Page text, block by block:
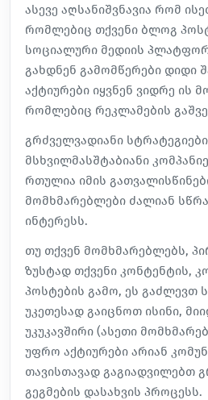
ასევე აღსანიშვნავია რომ
რომლებიც თქვენი ბლოგ
სოციალური მედიის
გახდნენ გამომწერები დიდი
აქტიურები იყვნენ ვიდრე ის
რომლებიც რეკლამების
გრძველვადიანი
მსხვილმასშტაბიანი
რთულია იმის
მომხმარებლები ძალიან
ინტერესს.
თუ თქვენ მომხმარებლებს,
ზუსტად თქვენი კონტენტის,
პოსტების გამო, ეს გაძლევთ
უკეთესად გაიცნოთ ისინი,
უკუკავშირი (ასეთი
უფრო აქტიურები არიან
თავისთავად გაგიადვილებთ
გეგმების დასახვის პროცესს.